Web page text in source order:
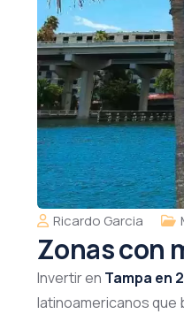
Ricardo Garcia
Zonas con
Invertir en Tampa en
latinoamericanos que